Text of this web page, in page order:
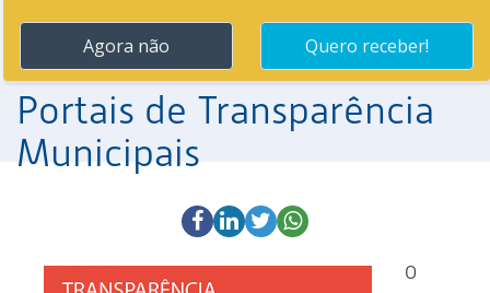
TCE/CE divulga resultado
do monitoramento dos
Portais de Transparência
Municipais
O